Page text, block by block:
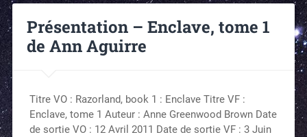
Présentation – Enclave, tome 1
de Ann Aguirre
Titre VO : Razorland, book 1 : Enclave Titre VF :
Enclave, tome 1 Auteur : Anne Greenwood Brown Date
de sortie VO : 12 Avril 2011 Date de sortie VF : 3 Juin